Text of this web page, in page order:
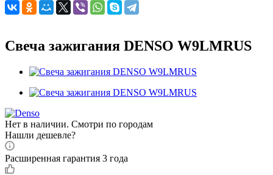
Свеча зажигания DENSO W9LMRUS
Нет в наличии. Смотри по городам
Нашли дешевле?
Расширенная гарантия 3 года